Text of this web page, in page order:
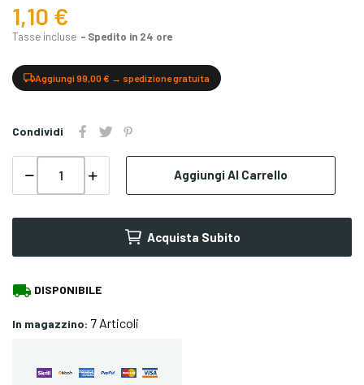
1,10 €
Tasse incluse Spedito in 24 ore
Aggiungi 99,00 € → spedizione gratuita
Condividi
Aggiungi Al Carrello
Acquista Subito
local_shipping DISPONIBILE
In magazzino: 7 Articoli